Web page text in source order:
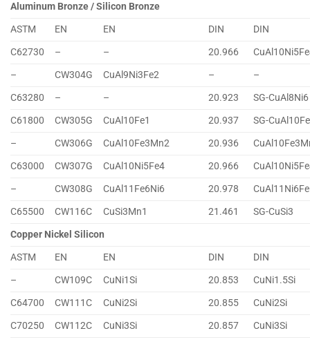
Aluminum Bronze / Silicon Bronze
ASTM
EN EN DIN
DIN
C62730
– – 20.966
–
CW304G CuAl9Ni3Fe2 –
–
C63280
– – 20.923
SG-CuAl8Ni6
C61800
CW305G CuAl10Fe1 20.937
SG-CuAl10Fe
–
CW306G CuAl10Fe3Mn2 20.936
C63000
CW307G CuAl10Ni5Fe4 20.966
–
CW308G CuAl11Fe6Ni6 20.978
C65500
CW116C CuSi3Mn1 21.461
SG-CuSi3
Copper Nickel Silicon
ASTM
EN EN DIN
DIN
–
CW109C CuNi1Si 20.853
CuNi1.5Si
C64700
CW111C CuNi2Si 20.855
CuNi2Si
C70250
CW112C CuNi3Si 20.857
CuNi3Si